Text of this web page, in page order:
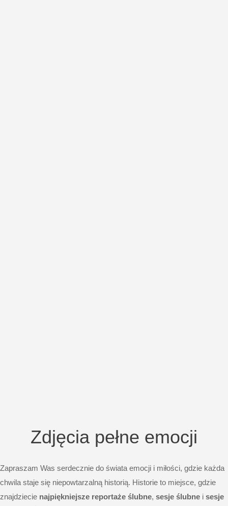
Zdjęcia pełne emocji
Zapraszam Was serdecznie do świata emocji i miłości, gdzie każda
chwila staje się niepowtarzalną historią. Historie to miejsce, gdzie
znajdziecie najpiękniejsze reportaże ślubne, sesje ślubne i sesje